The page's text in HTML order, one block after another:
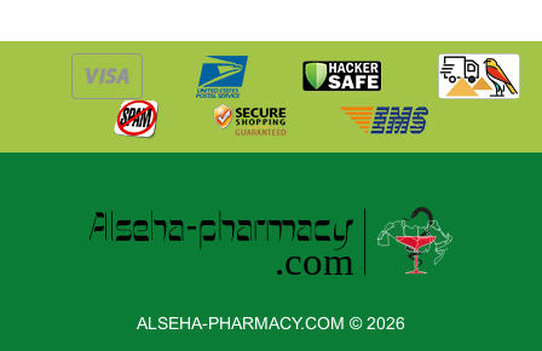
ALSEHA-PHARMACY.COM © 2026